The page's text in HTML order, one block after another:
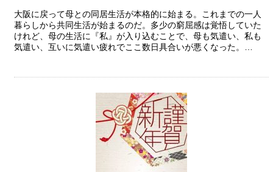
大阪に戻って母との同居生活が本格的に始まる。これまでの一人
暮らしから共同生活が始まるのだ。多少の窮屈感は覚悟していた
けれど、母の生活に『私』が入り込むことで、母も気遣い、私も
気遣い、互いに気遣い疲れでここ数日具合いが悪くなった。…